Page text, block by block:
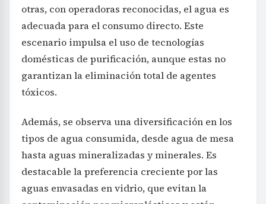
otras, con operadoras reconocidas, el agua es
adecuada para el consumo directo. Este
escenario impulsa el uso de tecnologías
domésticas de purificación, aunque estas no
garantizan la eliminación total de agentes
tóxicos.
Además, se observa una diversificación en los
tipos de agua consumida, desde agua de mesa
hasta aguas mineralizadas y minerales. Es
destacable la preferencia creciente por las
aguas envasadas en vidrio, que evitan la